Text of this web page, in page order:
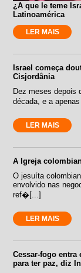
¿A que le teme
Latinoamérica
LER MAIS
Israel começa
Cisjordânia
Dez meses depois
década, e a
LER MAIS
A Igreja
O jesuíta
envolvido nas
ref�[...]
LER MAIS
Cessar-fogo
para ter paz, diz